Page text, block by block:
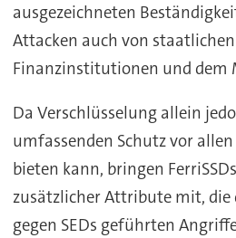
ausgezeichneten
Attacken auch von
Finanzinstitutionen und
Da Verschlüsselung allein
umfassenden Schutz vor
bieten kann, bringen
zusätzlicher Attribute mit, die
gegen SEDs geführten